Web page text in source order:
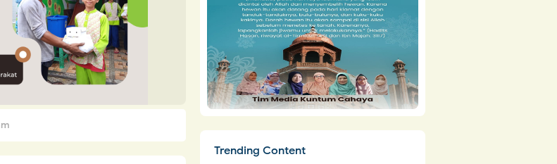
Trending Content